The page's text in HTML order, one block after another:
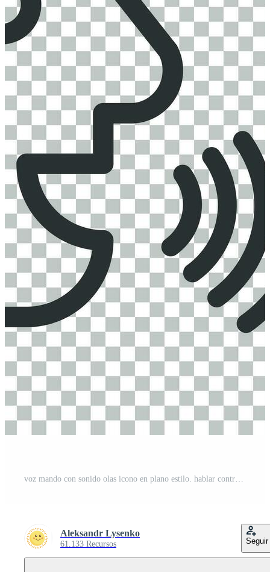
voz mando con sonido olas icono en plano estilo. hablar controlar vector ilustración en aislado antecedentes. altavoz personas negocio concepto. Vector Pro
Aleksandr Lysenko
61.133 Recursos Seguir